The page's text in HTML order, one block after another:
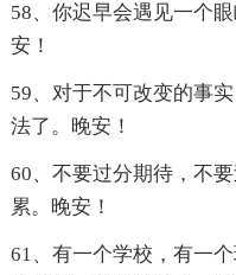
58、你迟早会遇见一个
安！
59、对于不可改变的事
法了。晚安！
60、不要过分期待，不
累。晚安！
61、有一个学校，有一